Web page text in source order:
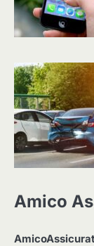
Amico